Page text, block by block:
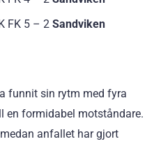
FK 5 – 2 Sandviken
funnit sin rytm med fyra
en formidabel motståndare.
anfallet har gjort